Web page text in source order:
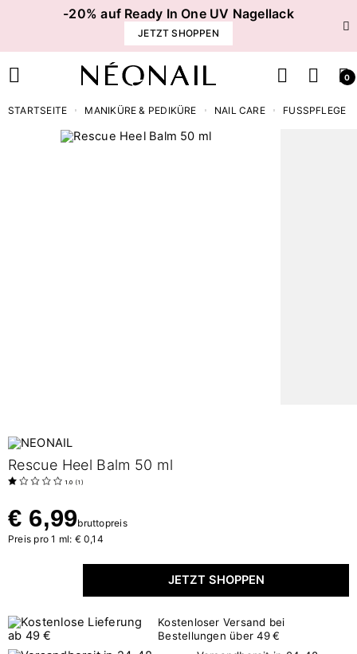
-20% auf Ready In One UV Nagellack
JETZT SHOPPEN
0
STARTSEITE MANIKÜRE & PEDIKÜRE NAIL CARE FUSSPFLEGE
Rescue Heel Balm 50 ml
1.0 (1 )
€ 6,99bruttopreis
Preis pro 1 ml: € 0,14
JETZT SHOPPEN
Kostenloser Versand bei
Bestellungen über 49 €